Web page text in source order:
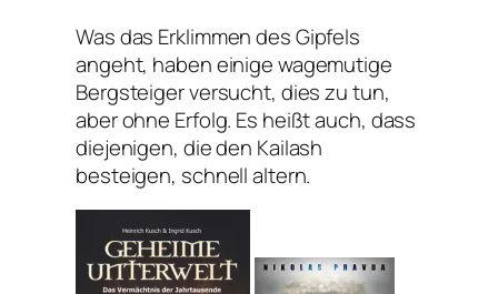
Was das Erklimmen des Gipfels
angeht, haben einige wagemutige
Bergsteiger versucht, dies zu tun,
aber ohne Erfolg. Es heißt auch, dass
diejenigen, die den Kailash
besteigen, schnell altern.